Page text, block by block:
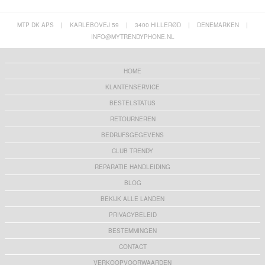
MTP DK APS | KARLEBOVEJ 59 | 3400 HILLERØD | DENEMARKEN
|
INFO@MYTRENDYPHONE.NL
HOME
KLANTENSERVICE
BESTELSTATUS
RETOURNEREN
BEDRIJFSGEGEVENS
CLUB TRENDY
REPARATIE HANDLEIDING
BLOG
BEKIJK ALLE LANDEN
PRIVACYBELEID
BESTEMMINGEN
CONTACT
VERKOOPVOORWAARDEN